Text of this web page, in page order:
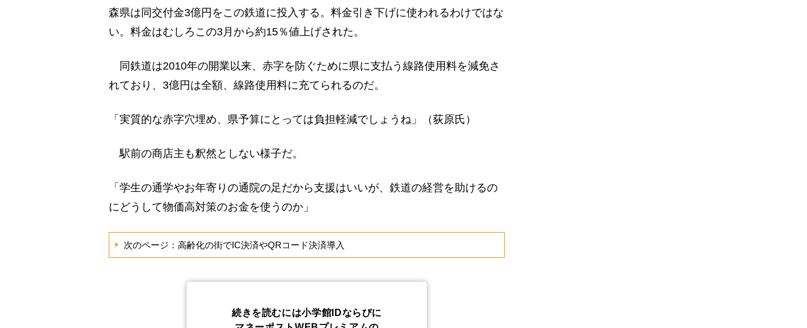
森県は同交付金3億円をこの鉄道に投入する。料金引き下げに使われるわけではな
い。料金はむしろこの3月から約15％値上げされた。
同鉄道は2010年の開業以来、赤字を防ぐために県に支払う線路使用料を減免さ
れており、3億円は全額、線路使用料に充てられるのだ。
「実質的な赤字穴埋め、県予算にとっては負担軽減でしょうね」（荻原氏）
駅前の商店主も釈然としない様子だ。
「学生の通学やお年寄りの通院の足だから支援はいいが、鉄道の経営を助けるの
にどうして物価高対策のお金を使うのか」
次のページ：高齢化の街でIC決済やQRコード決済導入
続きを読むには小学館IDならびに